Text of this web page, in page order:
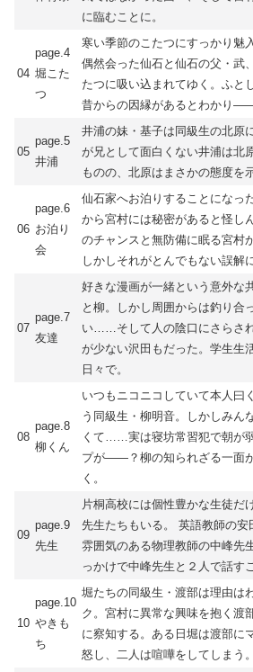
に臨むことに。
04
page.4
堀こた
つ
寒い季節のこたつにすっかり魅
偶然会った仙石と仙石の父・武
たつに吸い込まれてゆく。ふと
昔からの因縁があるとわかり
05
page.5
井浦
井浦の妹・基子は同級生の北原
が兄として面白くない井浦は北
ものの、北原はまさかの態度
06
page.6
お泊り
会
仙石家へお泊りすることになっ
から宮村には秘密があると怪し
のチャンスと無防備に眠る宮村
しかしそれがとんでもない誤解
07
page.7
友達
好きな漫画が一緒という意外な
と柳。しかし周囲からは釣り合
い……そして人の陰口にさらさ
が少ない沢田もだった。学生生
日々で。
08
page.8
柳くん
いつもニコニコしていて本人曰
う同級生・柳明音。しかしみん
くて……実は寝坊常習犯で朝が
プが――？柳の知られざる一面
く。
09
page.9
先生
片桐高校には個性豊かな生徒だ
先生たちもいる。 英語教師の安
雰囲気のある物理教師の中峰先
っかけで中峰先生と２人で話す
10
page.10
やきも
ち
堀たちの同級生・渡部は理由は
ク。宮村に異常な興味を抱く渡
に察知する。ある日堀は渡部に
怒し、二人は喧嘩をしてしまう。